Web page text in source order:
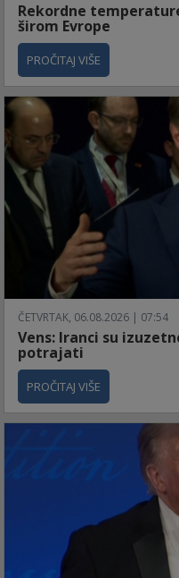
Rekordne
širom Evrope
PROČITAJ VIŠE
ČETVRTAK, 06.08.2026 | 07:54
Vens: Iranci su
potrajati
PROČITAJ VIŠE